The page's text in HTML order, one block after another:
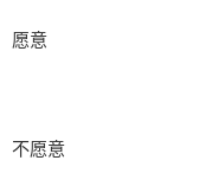
愿意
不愿意